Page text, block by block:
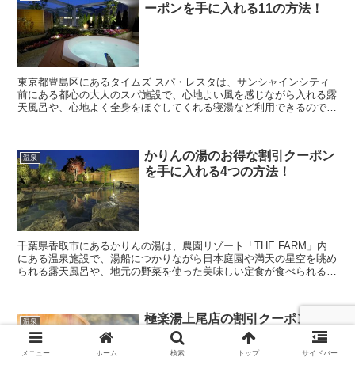
ーポンを手に入れる11の方法！
東京都豊島区にあるタイムズ スパ・レスタは、サンシャインシティ
前にある都心の大人のスパ施設で、心地よい風を感じながら入れる露
天風呂や、心地よく全身をほぐしてくれる寝湯など利用できるので、
温泉
かりんの湯のお得な割引クーポン
を手に入れる4つの方法！
千葉県香取市にあるかりんの湯は、農園リゾート「THE FARM」内
にある温泉施設で、湯船につかりながら日本庭園や満天の星空を眺め
られる露天風呂や、地元の野菜を使った美味しい定食が食べられる古
温泉
極楽湯上尾店の割引クーポンを手
に入れる９つの方法！
メニュー ホーム 検索 トップ サイドバー